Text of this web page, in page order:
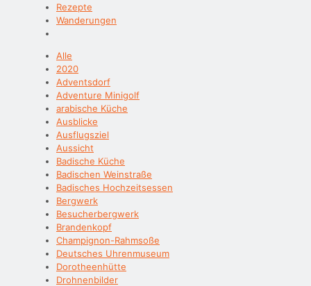
Rezepte
Wanderungen
Alle
2020
Adventsdorf
Adventure Minigolf
arabische Küche
Ausblicke
Ausflugsziel
Aussicht
Badische Küche
Badischen Weinstraße
Badisches Hochzeitsessen
Bergwerk
Besucherbergwerk
Brandenkopf
Champignon-Rahmsoße
Deutsches Uhrenmuseum
Dorotheenhütte
Drohnenbilder